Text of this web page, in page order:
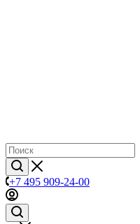
+7 495 909-24-00